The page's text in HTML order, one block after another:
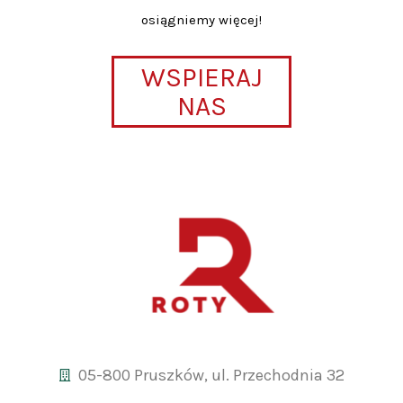
osiągniemy więcej!
WSPIERAJ
NAS
05-800 Pruszków, ul. Przechodnia 32